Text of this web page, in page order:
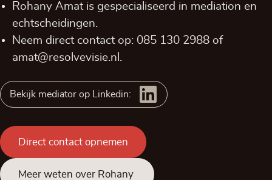
Rohany Amat is gespecialiseerd in mediation en
echtscheidingen.
Neem direct contact op: 085 130 2988 of
amat@resolvevisie.nl .
Bekijk mediator op Linkedin:
Direct contact opnemen
Meer weten over Rohany